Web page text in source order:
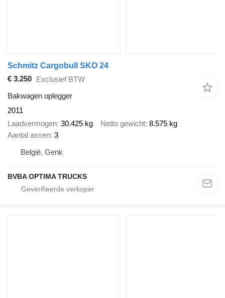
Schmitz Cargobull SKO 24
€ 3.250 Exclusief BTW
Bakwagen oplegger
2011
Laadvermogen 30.425 kg Netto gewicht 8.575 kg
Aantal assen 3
België, Genk
BVBA OPTIMA TRUCKS